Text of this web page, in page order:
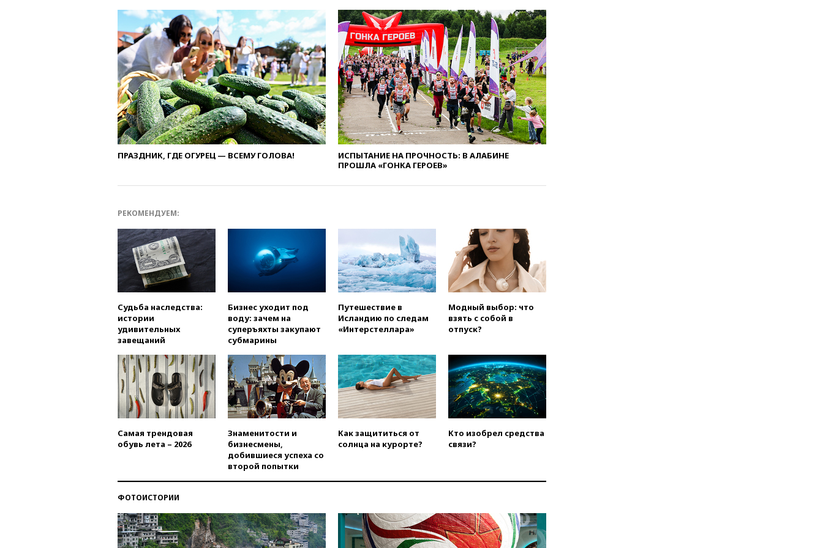
вчера, 21:00На границе
Украины с Польшей скопилось
свыше 6,5 тысячи грузовиков
вчера, 20:53 Швыдкой:
«Интервидение» точно
пройдет в 2026 году
вчера, 20:45ПВО за день
сбила еще 75 украинских
беспилотников над Россией
вчера, 20:35Велосипедист
погиб при атаке FPV-дрона в
Белгородской области
вчера, 20:30Лидию Невзорову
Суд США
постановил остановить
строительство бального зала в
Белом доме
вчера, 20:15Сенат США
санкций против России и
Ирана
Гордеевой о фейках о ВС
России
вчера, 19:45ISU предоставил
нейтральный статус
фигуристкам Валиевой и
вчера, 19:35 Зеленский
вчера, 19:19Россиянка
вчера, 19:00Открытое
горение на складе в Брянске
ПРАЗДНИК, ГДЕ ОГУРЕЦ — ВСЕМУ ГОЛОВА!
ИСПЫТАНИЕ НА ПРОЧНОСТЬ: В АЛАБИНЕ
ПРОШЛА «ГОНКА ГЕРОЕВ»
РЕКОМЕНДУЕМ:
Судьба наследства:
истории
удивительных
завещаний
Бизнес уходит под
воду: зачем на
суперъяхты закупают
субмарины
Путешествие в
Исландию по следам
«Интерстеллара»
Модный выбор: что
взять с собой в
отпуск?
Самая трендовая
обувь лета – 2026
Знаменитости и
бизнесмены,
добившиеся успеха со
второй попытки
Как защититься от
солнца на курорте?
Кто изобрел средства
связи?
ФОТОИСТОРИИ